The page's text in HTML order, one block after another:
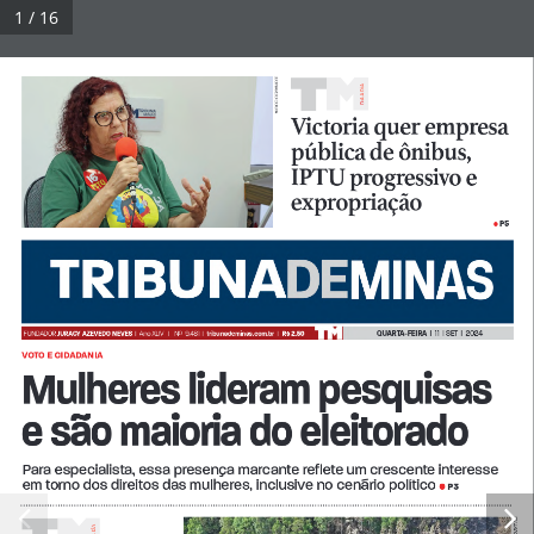
Pular
conteúdo
Tribuna Impressa Menu
© 2026 Tribuna Impressa • Built withGeneratePress
FUNDADOR JURACY AZEVEDO NEVES | Ano XLIV   |   Nº  9.481  | tribunademinas.com.br
  |
R$ 2,50 QUARTA-FEIRA |  11  | SET  |  2024
Para especialista, essa presença marcante reflete um crescente interesse
em torno dos direitos das mulheres, inclusive no cenário político • P3
Mulheres lideram pesquisas
e são maioria do eleitorado
VOTO E CIDADANIA
Victoria quer empresa
pública de ônibus,
IPTU progressivo e
expropriação
D
A A D
A
• P5
LEONARDO COSTA
A
1 / 16